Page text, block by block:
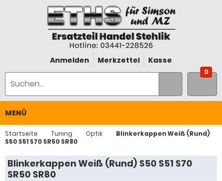
Anmelden Merkzettel Kasse
0
MENÜ
Startseite Tuning Optik
Blinkerkappen Weiß (Rund)
S50 S51 S70 SR50 SR80
Blinkerkappen Weiß (Rund) S50 S51 S70
SR50 SR80